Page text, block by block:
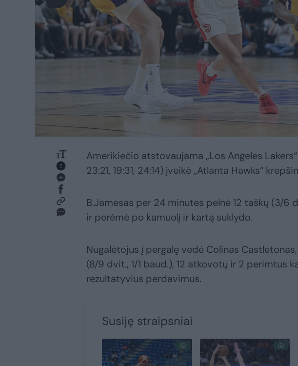
Amerikiečio atstovaujama „Los Angeles
23:21, 19:31, 24:14) įveikė „Atlanta Hawks“
B.Jamesas per 24 minutes pelnė 12 taškų (3/6
ir perėmė po kamuolį ir kartą suklydo.
Nugalėtojus į pergalę vedė Colinas
(8/9 dvit., 1/1 baud.), 12 atkovotų ir 2 perimtus
rezultatyvius perdavimus.
Susiję straipsniai